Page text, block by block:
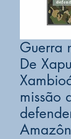
Guerra
De
missão